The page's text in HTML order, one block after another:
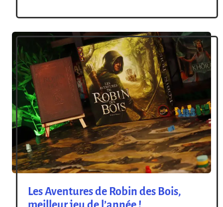
travaillée et une liberté de mouvement et
[…]
Les Aventures de Robin des Bois,